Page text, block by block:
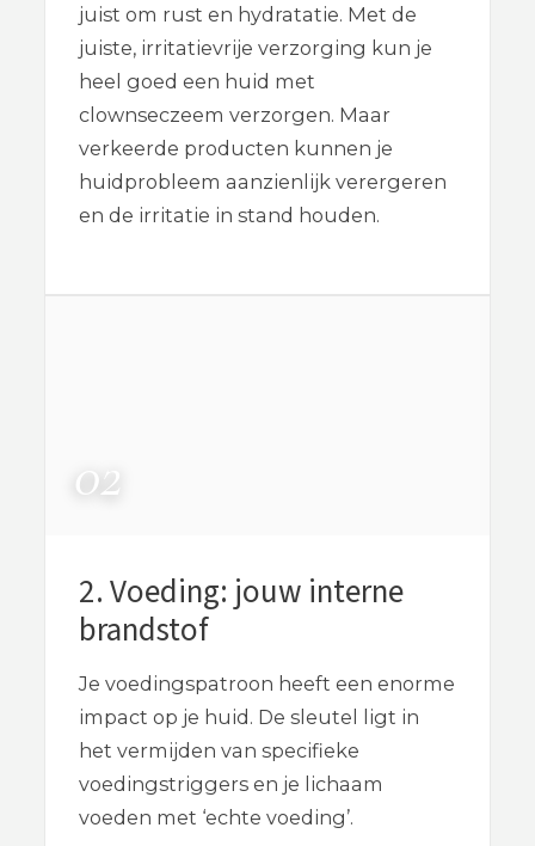
juist om rust en hydratatie. Met de
juiste, irritatievrije verzorging kun je
heel goed een huid met
clownseczeem verzorgen. Maar
verkeerde producten kunnen je
huidprobleem aanzienlijk verergeren
en de irritatie in stand houden.
2. Voeding: jouw interne
brandstof
Je voedingspatroon heeft een enorme
impact op je huid. De sleutel ligt in
het vermijden van specifieke
voedingstriggers en je lichaam
voeden met ‘echte voeding’.